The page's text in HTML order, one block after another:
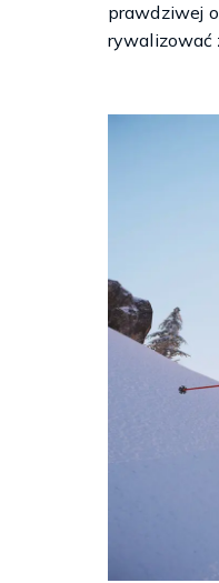
prawdziwej
rywalizować